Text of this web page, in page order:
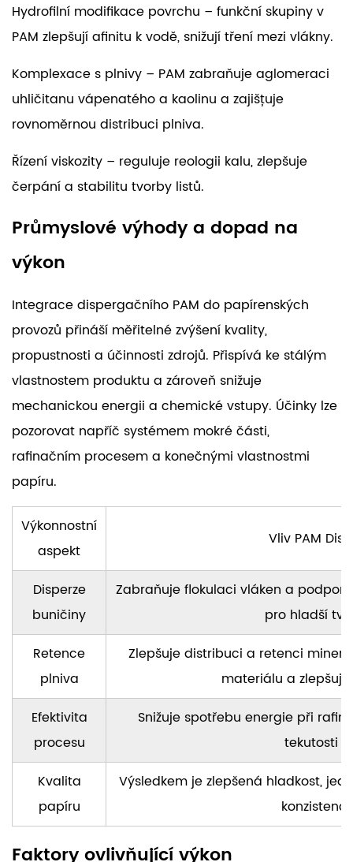
Hydrofilní modifikace povrchu – funkční skupiny v
PAM zlepšují afinitu k vodě, snižují tření mezi vlákny.
Komplexace s plnivy – PAM zabraňuje aglomeraci
uhličitanu vápenatého a kaolinu a zajišťuje
rovnoměrnou distribuci plniva.
Řízení viskozity – reguluje reologii kalu, zlepšuje
čerpání a stabilitu tvorby listů.
Průmyslové výhody a dopad na
výkon
Integrace dispergačního PAM do papírenských
provozů přináší měřitelné zvýšení kvality,
propustnosti a účinnosti zdrojů. Přispívá ke stálým
vlastnostem produktu a zároveň snižuje
mechanickou energii a chemické vstupy. Účinky lze
pozorovat napříč systémem mokré části,
rafinačním procesem a konečnými vlastnostmi
papíru.
Výkonnostní
aspekt
Vliv PAM
Disperze
buničiny
Zabraňuje flokulaci vláken a
pro hladší
Retence
plniva
Zlepšuje distribuci a retenci
materiálu a
Efektivita
procesu
Snižuje spotřebu energie při
tekutosti
Kvalita
papíru
Výsledkem je zlepšená hladkost,
Faktory ovlivňující výkon